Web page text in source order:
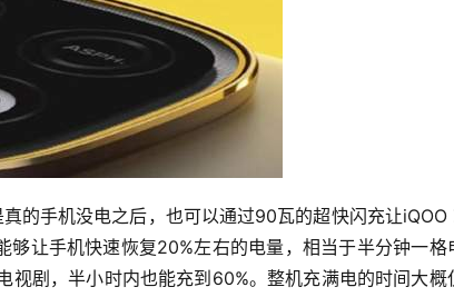
的手机没电之后，也可以通过90瓦的超快闪充让iQOO
让手机快速恢复20%左右的电量，相当于半分钟一格
剧，半小时内也能充到60%。整机充满电的时间大概